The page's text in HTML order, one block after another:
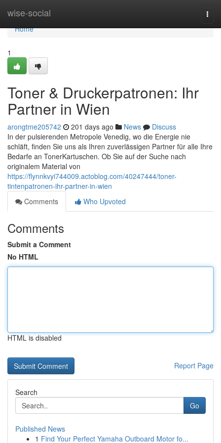
wise-social
Home
Home
1
Toner & Druckerpatronen: Ihr
Partner in Wien
arongtme205742 201 days ago News
Discuss
In der pulsierenden Metropole Venedig, wo die Energie nie
schläft, finden Sie uns als Ihren zuverlässigen Partner für alle Ihre
Bedarfe an TonerKartuschen. Ob Sie auf der Suche nach
originalem Material von
https://flynnkvyi744009.actoblog.com/40247444/toner-
tintenpatronen-ihr-partner-in-wien
Comments
Who Upvoted
Comments
Submit a Comment
No HTML
HTML is disabled
Report Page
Search
Go
Published News
1 Find Your Perfect Yamaha Outboard Motor fo...